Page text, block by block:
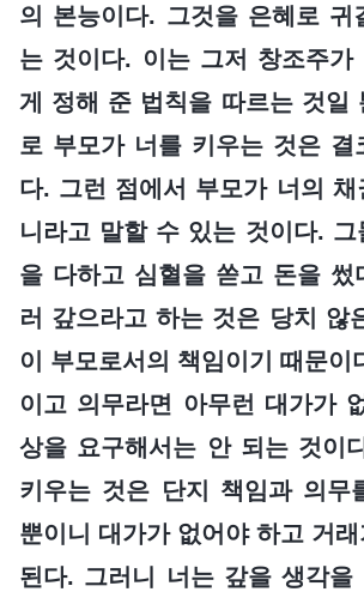
의 본능이다. 그것을 은혜로 귀
는 것이다. 이는 그저 창조주가
게 정해 준 법칙을 따르는 것일
로 부모가 너를 키우는 것은 결
다. 그런 점에서 부모가 너의
니라고 말할 수 있는 것이다. 그
을 다하고 심혈을 쏟고 돈을 썼
러 갚으라고 하는 것은 당치 않
이 부모로서의 책임이기 때문이
이고 의무라면 아무런 대가가
상을 요구해서는 안 되는 것이
키우는 것은 단지 책임과 의무
뿐이니 대가가 없어야 하고 거
된다. 그러니 너는 갚을 생각을